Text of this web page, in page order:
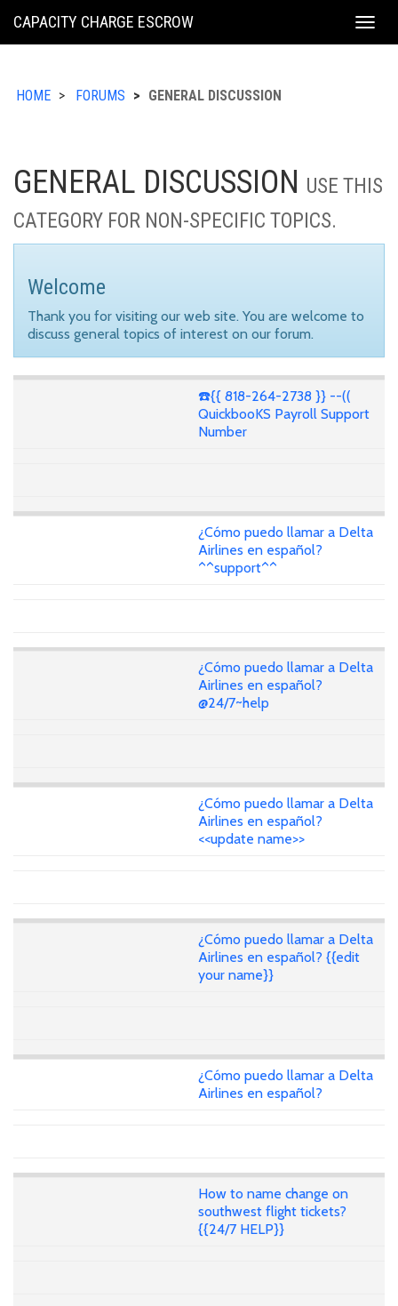
KING
CAPACITY CHARGE ESCROW
HOME FORUMS GENERAL DISCUSSION
GENERAL DISCUSSION USE THIS
CATEGORY FOR NON-SPECIFIC TOPICS.
Welcome
Thank you for visiting our web site. You are welcome to
discuss general topics of interest on our forum.
☎️{{ 818-264-2738 }} --((
QuickbooKS Payroll Support
Number
¿Cómo puedo llamar a Delta
Airlines en español?
^^support^^
¿Cómo puedo llamar a Delta
Airlines en español?
@24/7~help
¿Cómo puedo llamar a Delta
Airlines en español?
<<update name>>
¿Cómo puedo llamar a Delta
Airlines en español? {{edit
your name}}
¿Cómo puedo llamar a Delta
Airlines en español?
How to name change on
southwest flight tickets?
{{24/7 HELP}}